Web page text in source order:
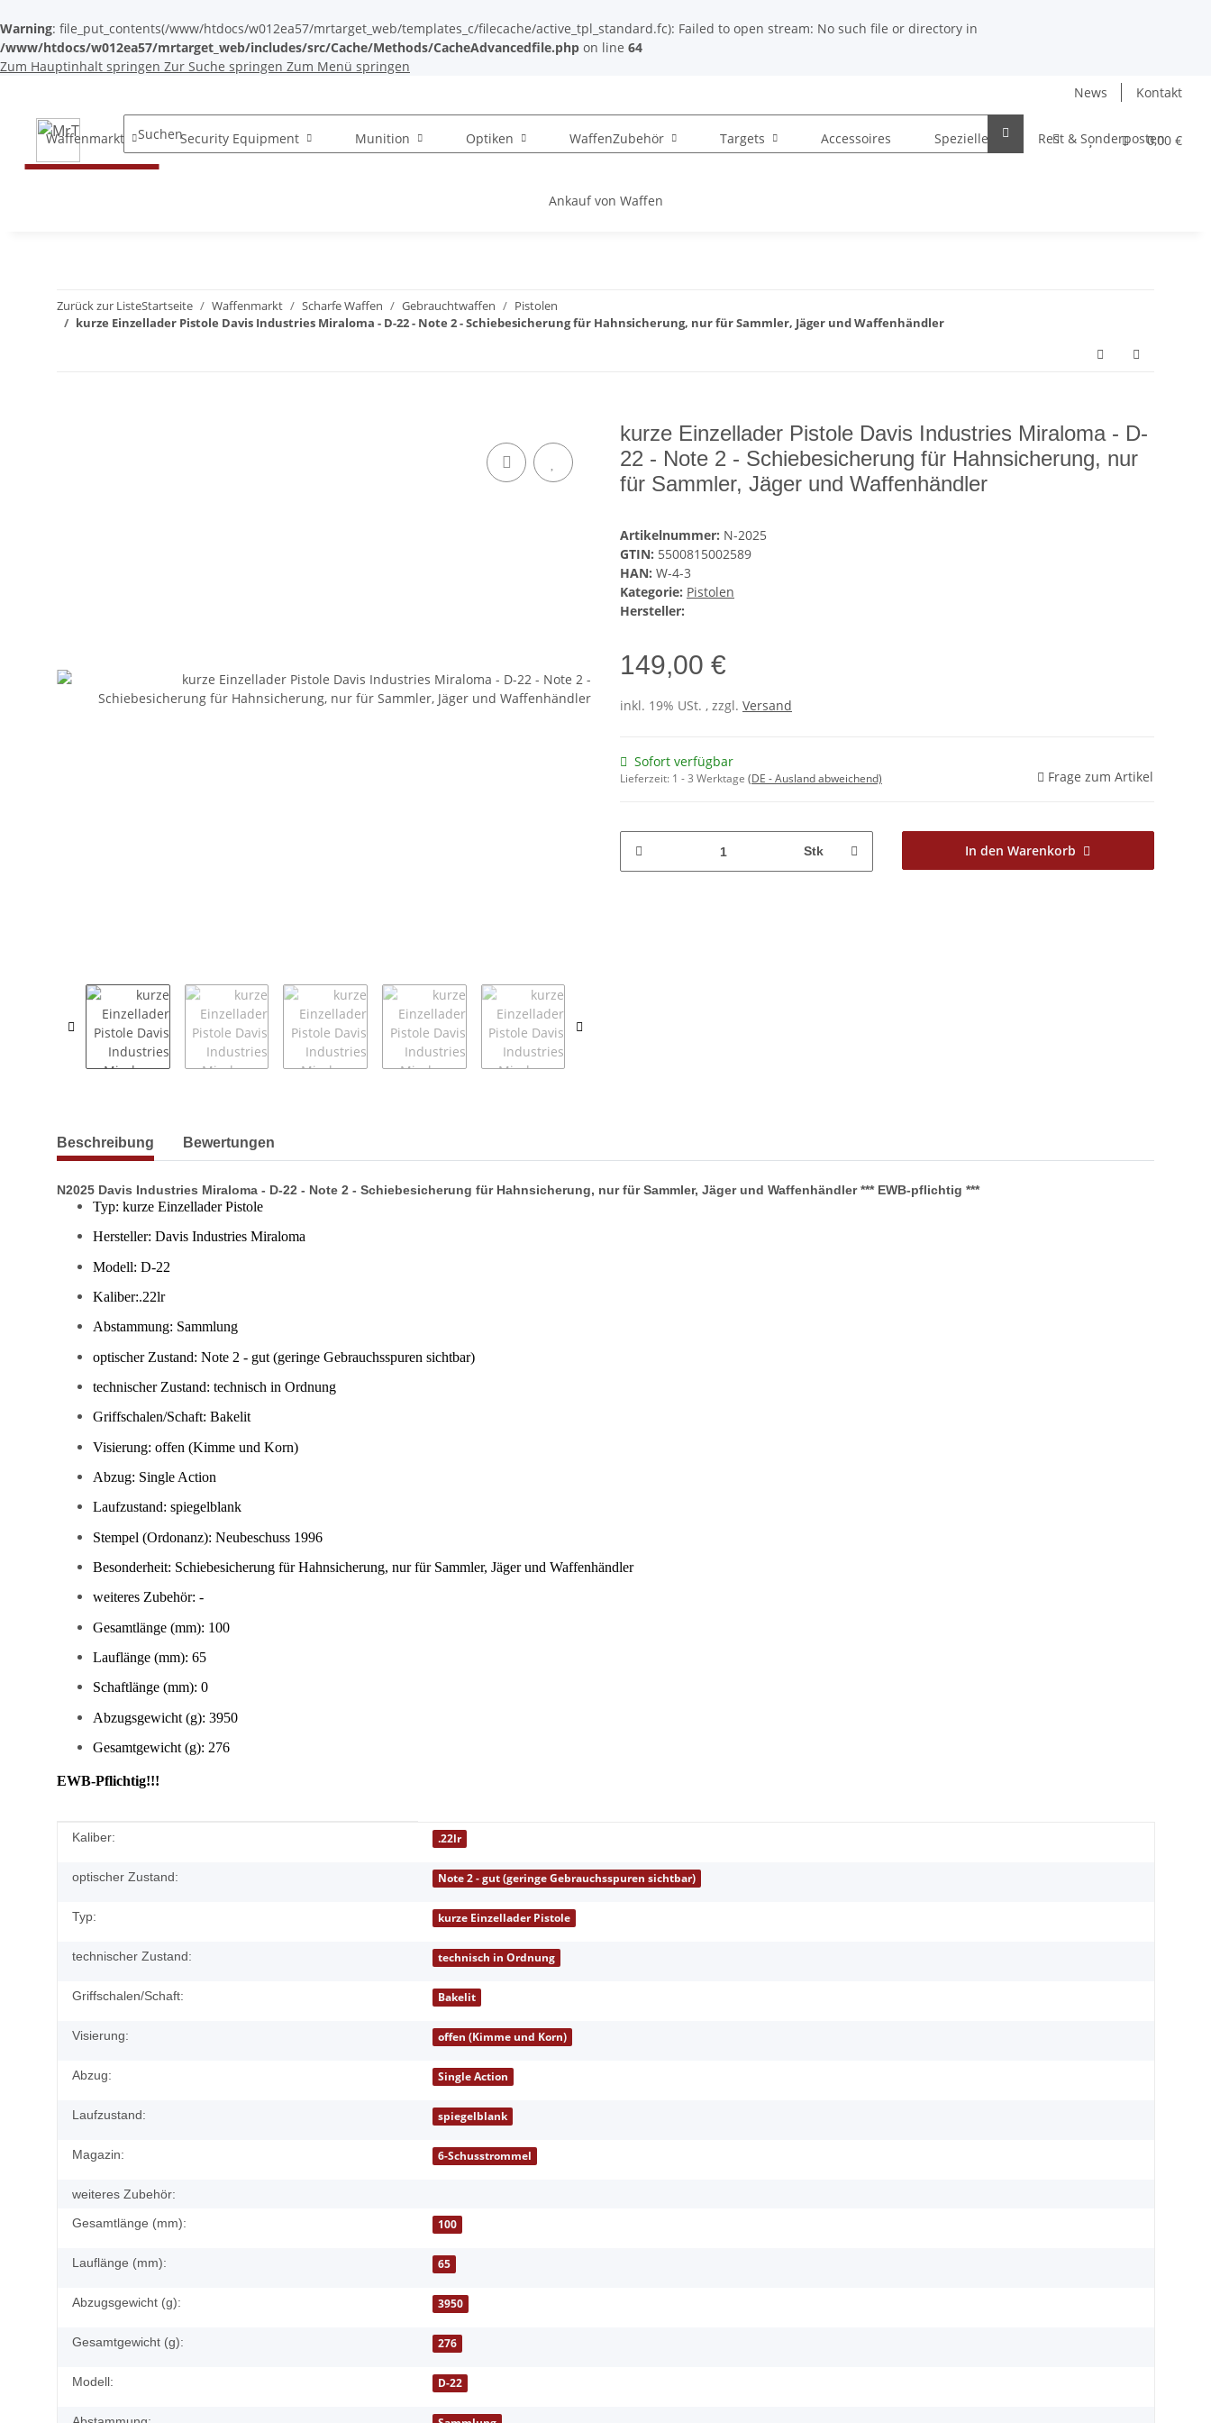
Warning: file_put_contents(/www/htdocs/w012ea57/mrtarget_web/templates_c/filecache/active_tpl_standard.fc): Failed to open stream: No such file or directory in
/www/htdocs/w012ea57/mrtarget_web/includes/src/Cache/Methods/CacheAdvancedfile.php on line 64
Zum Hauptinhalt springen Zur Suche springen Zum Menü springen
News
Kontakt
0,00 €
Waffenmarkt Security Equipment Munition Optiken WaffenZubehör Targets Accessoires Spezielles Rest & Sonderposten
Ankauf von Waffen
Zurück zur ListeStartseite Waffenmarkt Scharfe Waffen Gebrauchtwaffen
Pistolen
kurze Einzellader Pistole Davis Industries Miraloma - D-22 - Note 2 - Schiebesicherung für Hahnsicherung, nur für Sammler, Jäger und Waffenhändler
kurze Einzellader Pistole Davis Industries Miraloma - D-
22 - Note 2 - Schiebesicherung für Hahnsicherung, nur
für Sammler, Jäger und Waffenhändler
Artikelnummer: N-2025
GTIN: 5500815002589
HAN: W-4-3
Kategorie: Pistolen
Hersteller:
149,00 €
inkl. 19% USt. , zzgl. Versand
Sofort verfügbar
Lieferzeit: 1 - 3 Werktage (DE - Ausland abweichend) Frage zum Artikel
Stk In den Warenkorb
weitere Registerkarten anzeigen
Beschreibung Bewertungen
N2025 Davis Industries Miraloma - D-22 - Note 2 - Schiebesicherung für Hahnsicherung, nur für Sammler, Jäger und Waffenhändler *** EWB-pflichtig ***
Typ: kurze Einzellader Pistole
Hersteller: Davis Industries Miraloma
Modell: D-22
Kaliber:.22lr
Abstammung: Sammlung
optischer Zustand: Note 2 - gut (geringe Gebrauchsspuren sichtbar)
technischer Zustand: technisch in Ordnung
Griffschalen/Schaft: Bakelit
Visierung: offen (Kimme und Korn)
Abzug: Single Action
Laufzustand: spiegelblank
Stempel (Ordonanz): Neubeschuss 1996
Besonderheit: Schiebesicherung für Hahnsicherung, nur für Sammler, Jäger und Waffenhändler
weiteres Zubehör: -
Gesamtlänge (mm): 100
Lauflänge (mm): 65
Schaftlänge (mm): 0
Abzugsgewicht (g): 3950
Gesamtgewicht (g): 276
EWB-Pflichtig!!!
Produkteigenschaft
Wert
Kaliber: .22lr
optischer Zustand: Note 2 - gut (geringe Gebrauchsspuren sichtbar)
Typ: kurze Einzellader Pistole
technischer Zustand: technisch in Ordnung
Griffschalen/Schaft: Bakelit
Visierung: offen (Kimme und Korn)
Abzug: Single Action
Laufzustand: spiegelblank
Magazin: 6-Schusstrommel
weiteres Zubehör:
Gesamtlänge (mm):
100
Lauflänge (mm): 65
Abzugsgewicht (g): 3950
Gesamtgewicht (g): 276
Modell: D-22